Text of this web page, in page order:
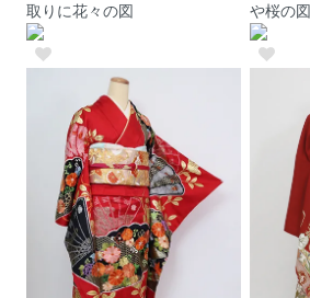
取りに花々の図
や桜の図